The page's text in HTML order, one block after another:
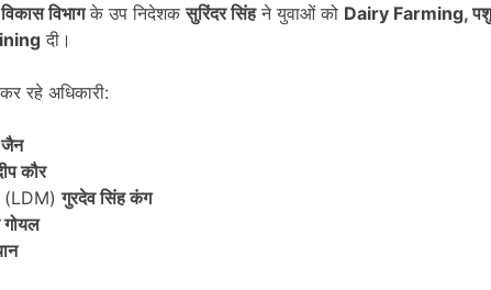
विभागके उप निदेशकसुरिंदर सिंहने युवाओं को Dairy Farming,
दी।
रहे अधिकारी:
जैन
कौर
(LDM)गुरदेव सिंह कंग
गोयल